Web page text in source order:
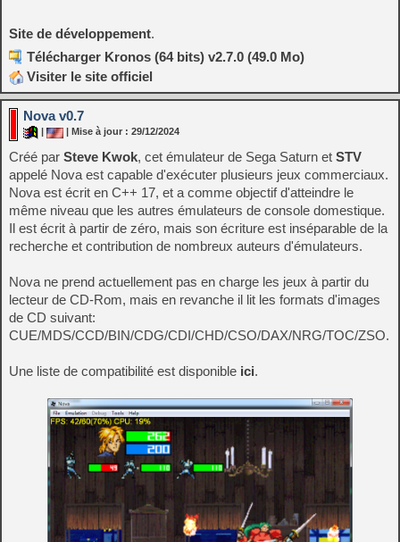
Site de développement.
Télécharger Kronos (64 bits) v2.7.0 (49.0 Mo)
Visiter le site officiel
Nova v0.7
| Mise à jour : 29/12/2024
Créé par Steve Kwok, cet émulateur de Sega Saturn et STV
appelé Nova est capable d'exécuter plusieurs jeux commerciaux.
Nova est écrit en C++ 17, et a comme objectif d'atteindre le
même niveau que les autres émulateurs de console domestique.
Il est écrit à partir de zéro, mais son écriture est inséparable de la
recherche et contribution de nombreux auteurs d'émulateurs.
Nova ne prend actuellement pas en charge les jeux à partir du
lecteur de CD-Rom, mais en revanche il lit les formats d'images
de CD suivant:
CUE/MDS/CCD/BIN/CDG/CDI/CHD/CSO/DAX/NRG/TOC/ZSO.
Une liste de compatibilité est disponible ici.